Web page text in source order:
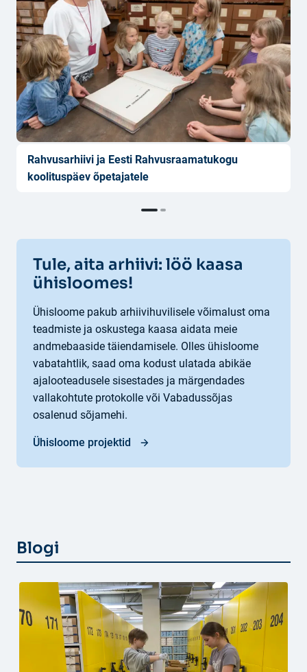
Tule, aita arhiivi: löö kaasa
ühisloomes!
Ühisloome pakub arhiivihuvilisele võimalust oma
teadmiste ja oskustega kaasa aidata meie
andmebaaside täiendamisele. Olles ühisloome
vabatahtlik, saad oma kodust ulatada abikäe
ajalooteadusele sisestades ja märgendades
vallakohtute protokolle või Vabadussõjas
osalenud sõjamehi.
Ühisloome projektid
Rahvusarhiivi ja Eesti Rahvusraamatukogu
koolituspäev õpetajatele
Blogi